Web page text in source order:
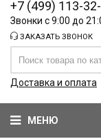
+7 (499) 113-
Звонки с 9:00 до
ЗАКАЗАТЬ ЗВОНОК
Доставка и оплата
МЕНЮ